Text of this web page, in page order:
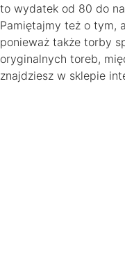
to wydatek od 80 do
Pamiętajmy też o tym,
ponieważ także torby
oryginalnych toreb,
znajdziesz w sklepie